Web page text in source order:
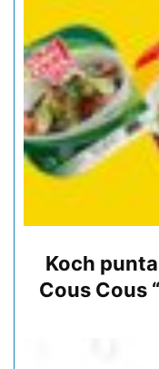
Koch
Cous Cous